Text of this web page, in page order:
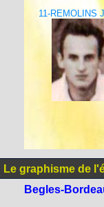
11-REMOLINS
Le graphisme de
Begles-